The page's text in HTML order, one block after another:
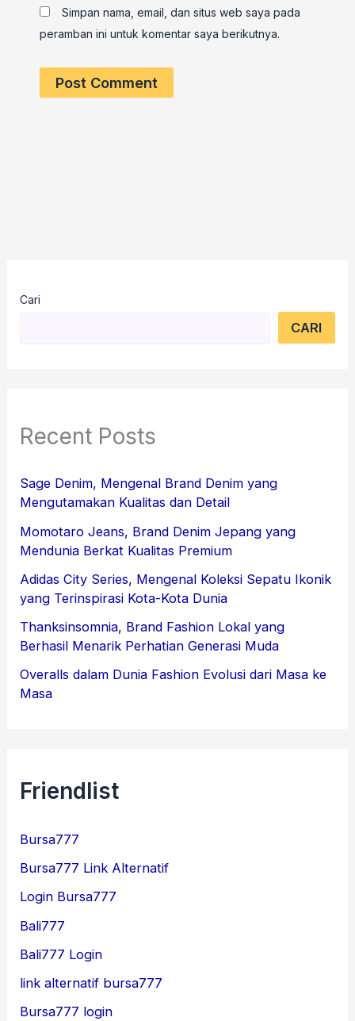
Simpan nama, email, dan situs web saya pada
peramban ini untuk komentar saya berikutnya.
Cari
CARI
Recent Posts
Sage Denim, Mengenal Brand Denim yang
Mengutamakan Kualitas dan Detail
Momotaro Jeans, Brand Denim Jepang yang
Mendunia Berkat Kualitas Premium
Adidas City Series, Mengenal Koleksi Sepatu Ikonik
yang Terinspirasi Kota-Kota Dunia
Thanksinsomnia, Brand Fashion Lokal yang
Berhasil Menarik Perhatian Generasi Muda
Overalls dalam Dunia Fashion Evolusi dari Masa ke
Masa
Friendlist
Bursa777
Bursa777 Link Alternatif
Login Bursa777
Bali777
Bali777 Login
link alternatif bursa777
Bursa777 login